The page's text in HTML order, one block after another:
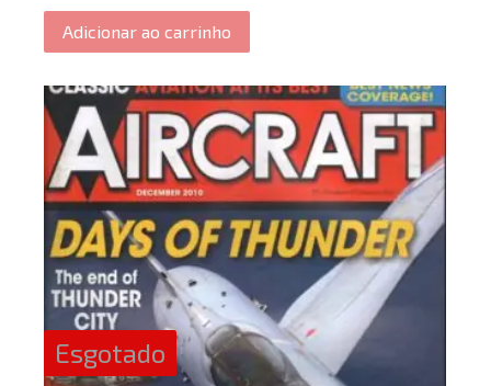
Adicionar ao carrinho
Esgotado